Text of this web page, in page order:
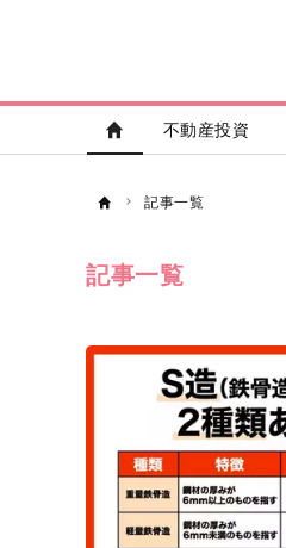
不動産投資
記事一覧
記事一覧
記